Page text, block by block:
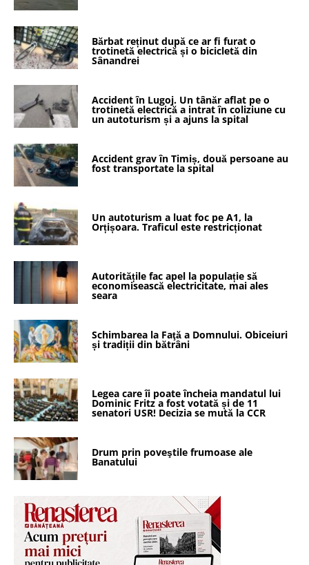
Bărbat reținut după ce ar fi furat o
trotinetă electrică și o bicicletă din
Sânandrei
Accident în Lugoj. Un tânăr aflat pe o
trotinetă electrică a intrat în coliziune cu
un autoturism și a ajuns la spital
Accident grav în Timiș, două persoane au
fost transportate la spital
Un autoturism a luat foc pe A1, la
Orțișoara. Traficul este restricționat
Autoritățile fac apel la populație să
economisească electricitate, mai ales
seara
Schimbarea la Faţă a Domnului. Obiceiuri
și tradiții din bătrâni
Legea care îi poate încheia mandatul lui
Dominic Fritz a fost votată și de 11
senatori USR! Decizia se mută la CCR
Drum prin poveştile frumoase ale
Banatului